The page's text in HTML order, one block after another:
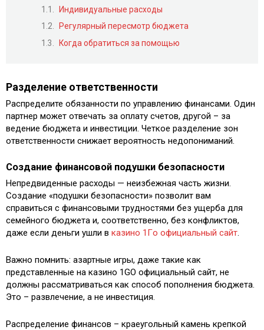
Индивидуальные расходы
Регулярный пересмотр бюджета
Когда обратиться за помощью
Разделение ответственности
Распределите обязанности по управлению финансами. Один
партнер может отвечать за оплату счетов, другой – за
ведение бюджета и инвестиции. Четкое разделение зон
ответственности снижает вероятность недопониманий.
Создание финансовой подушки безопасности
Непредвиденные расходы — неизбежная часть жизни.
Создание «подушки безопасности» позволит вам
справиться с финансовыми трудностями без ущерба для
семейного бюджета и, соответственно, без конфликтов,
даже если деньги ушли в казино 1Гo официальный сайт.
Важно помнить: азартные игры, даже такие как
представленные на казино 1GO официальный сайт, не
должны рассматриваться как способ пополнения бюджета.
Это – развлечение, а не инвестиция.
Распределение финансов – краеугольный камень крепкой